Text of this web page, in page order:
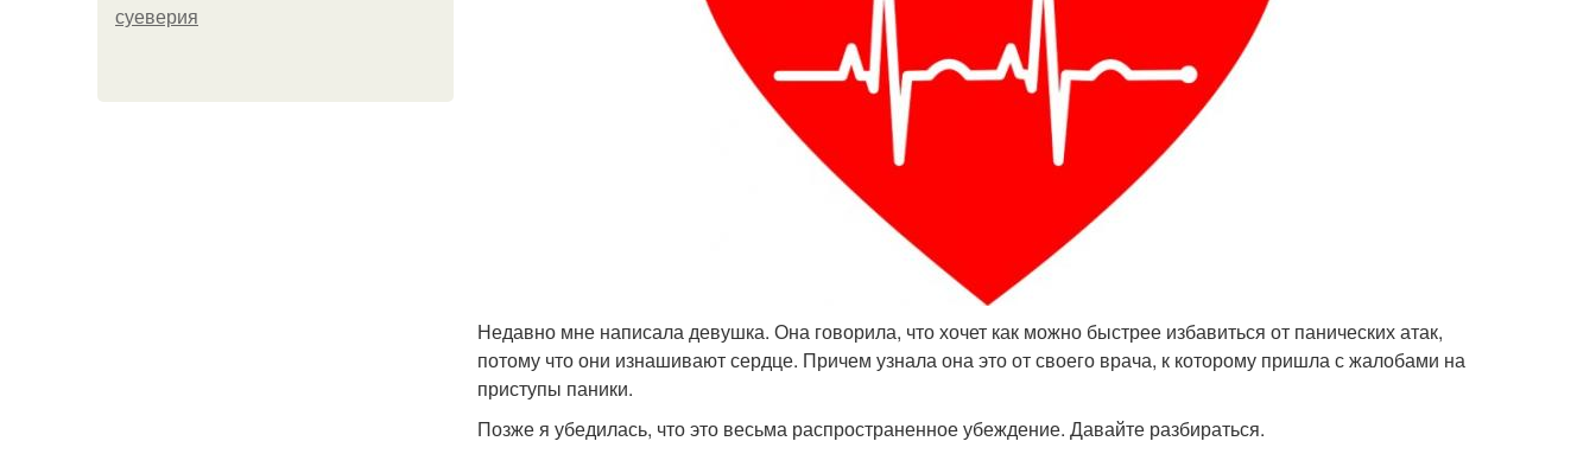
суеверия
Недавно мне написала девушка. Она говорила, что хочет как можно быстрее избавиться от панических атак,
потому что они изнашивают сердце. Причем узнала она это от своего врача, к которому пришла с жалобами на
приступы паники.
Позже я убедилась, что это весьма распространенное убеждение. Давайте разбираться.